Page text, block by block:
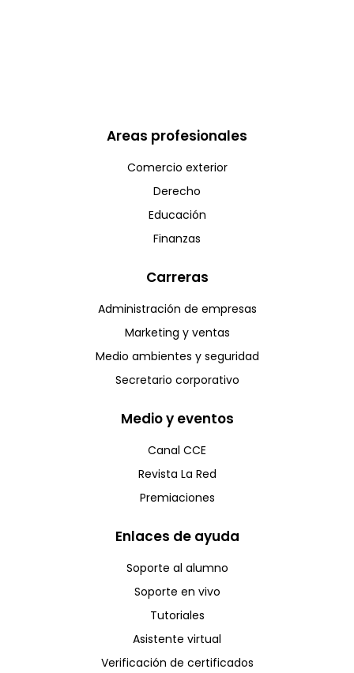
Areas profesionales
Comercio exterior
Derecho
Educación
Finanzas
Carreras
Administración de empresas
Marketing y ventas
Medio ambientes y seguridad
Secretario corporativo
Medio y eventos
Canal CCE
Revista La Red
Premiaciones
Enlaces de ayuda
Soporte al alumno
Soporte en vivo
Tutoriales
Asistente virtual
Verificación de certificados